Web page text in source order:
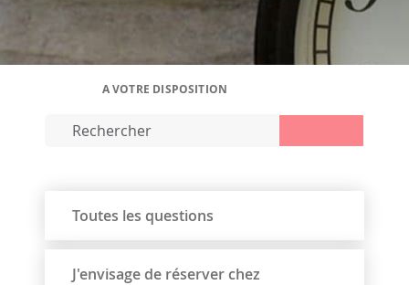
A VOTRE DISPOSITION
Toutes les questions
J'envisage de réserver chez